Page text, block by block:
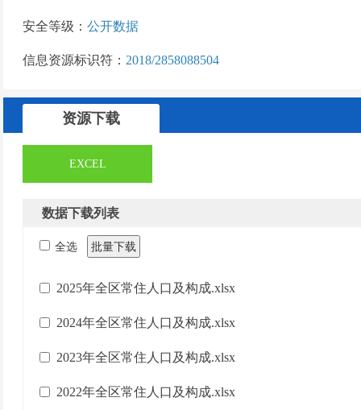
安全等级： 公开数据
信息资源标识符： 2018/2858088504
资源下载
EXCEL
数据下载列表
全选 批量下载
2025年全区常住人口及构成.xlsx
2024年全区常住人口及构成.xlsx
2023年全区常住人口及构成.xlsx
2022年全区常住人口及构成.xlsx